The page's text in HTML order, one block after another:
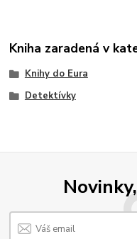
Kniha zaradená v
Knihy do Eura
Detektívky